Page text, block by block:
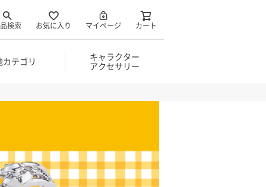
検索 お気に入り マイページ カート
カテゴリ
キャラクター
アクセサリー